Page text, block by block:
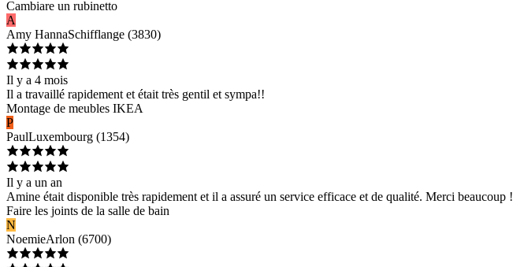
Cambiare un rubinetto
A
Amy HannaSchifflange (3830)
Il y a 4 mois
Il a travaillé rapidement et était très gentil et sympa!!
Montage de meubles IKEA
P
PaulLuxembourg (1354)
Il y a un an
Amine était disponible très rapidement et il a assuré un service efficace et de qualité. Merci beaucoup !
Faire les joints de la salle de bain
N
NoemieArlon (6700)